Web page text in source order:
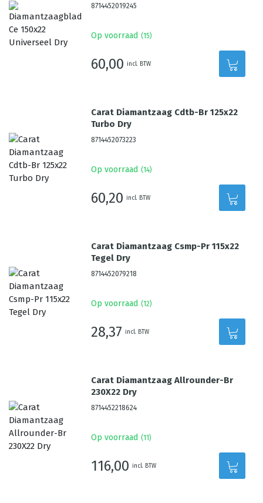
8714452019245
Op voorraad (15)
60,00 incl. BTW
Carat Diamantzaag Cdtb-Br 125x22
Turbo Dry
8714452073223
Op voorraad (14)
60,20 incl. BTW
Carat Diamantzaag Csmp-Pr 115x22
Tegel Dry
8714452079218
Op voorraad (12)
28,37 incl. BTW
Carat Diamantzaag Allrounder-Br
230X22 Dry
8714452218624
Op voorraad (11 )
116,00 incl. BTW